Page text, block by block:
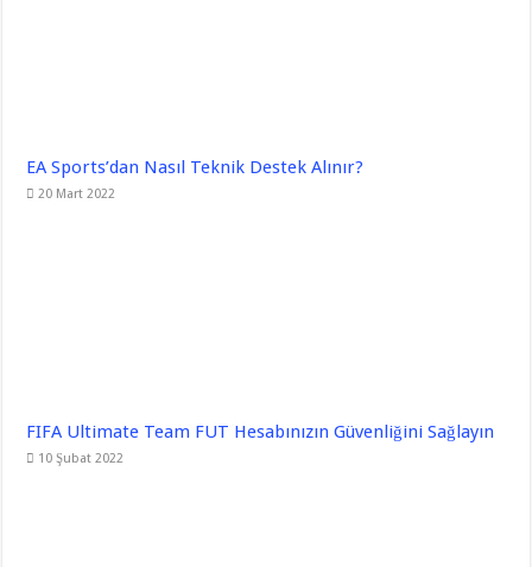
EA Sports’dan Nasıl Teknik Destek Alınır?
20 Mart 2022
FIFA Ultimate Team FUT Hesabınızın Güvenliğini Sağlayın
10 Şubat 2022